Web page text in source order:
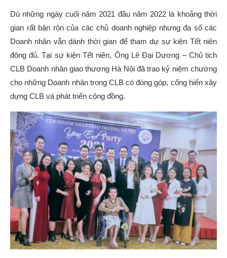
Dù những ngày cuối năm 2021 đầu năm 2022 là khoảng thời
gian rất bận rộn của các chủ doanh nghiệp nhưng đa số các
Doanh nhân vẫn dành thời gian để tham dự sự kiện Tết niên
đông đủ. Tại sự kiện Tết niên, Ông Lê Đại Dương – Chủ tịch
CLB Doanh nhân giao thương Hà Nội đã trao kỷ niệm chương
cho những Doanh nhân trong CLB có đóng góp, cống hiến xây
dựng CLB và phát triển cộng đồng.